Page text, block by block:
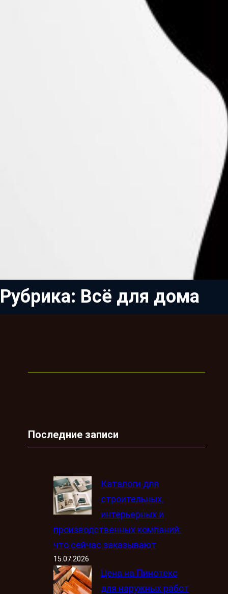
Рубрика: Всё для дома
Последние записи
Каталоги для
строительных,
интерьерных и
производственных компаний:
что сейчас заказывают
15.07.2026
Цена на Пинотекс
для наружных работ